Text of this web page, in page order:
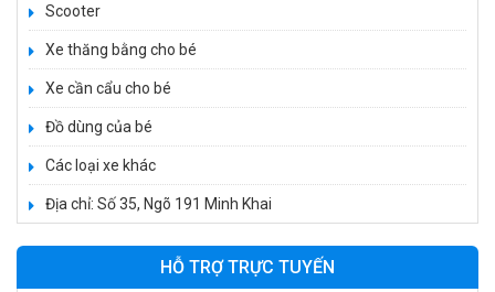
Scooter
Xe thăng bằng cho bé
Xe cần cẩu cho bé
Đồ dùng của bé
Các loại xe khác
Địa chỉ: Số 35, Ngõ 191 Minh Khai
HỖ TRỢ TRỰC TUYẾN
Xe 3 bánh trẻ em 968
Xe máy điện trẻ em vecpa XW02
950.000 ₫
1.250.000 ₫